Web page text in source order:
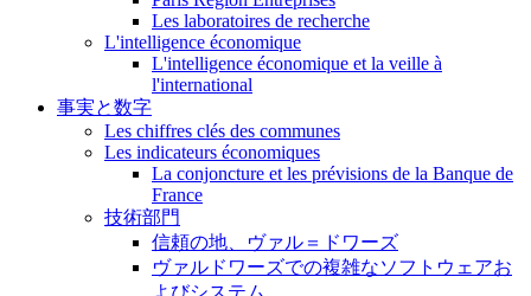
Les laboratoires de recherche
L'intelligence économique
L'intelligence économique et la veille à
l'international
事実と数字
Les chiffres clés des communes
Les indicateurs économiques
La conjoncture et les prévisions de la Banque de
France
技術部門
信頼の地、ヴァル＝ドワーズ
ヴァルドワーズでの複雑なソフトウェアお
よびシステム